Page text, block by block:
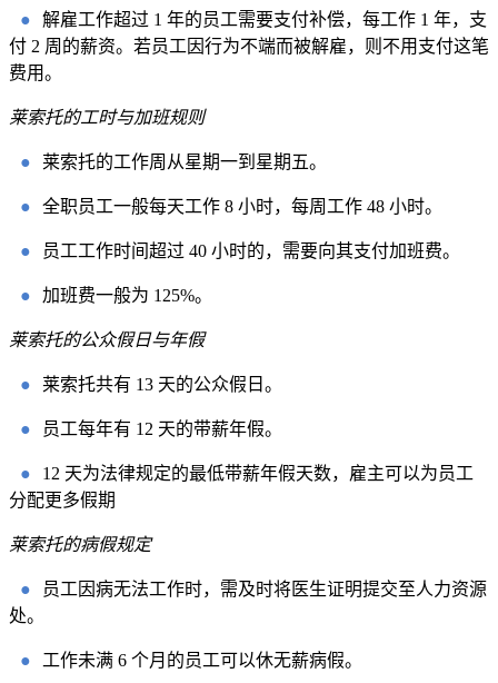
●
解雇工作超过 1 年的员工需要支付补偿，每工作 1 年，支
付 2 周的薪资。若员工因行为不端而被解雇，则不用支付这笔
费用。
莱索托的工时与加班规则
● 莱索托的工作周从星期一到星期五。
● 全职员工一般每天工作 8 小时，每周工作 48 小时。
● 员工工作时间超过 40 小时的，需要向其支付加班费。
● 加班费一般为 125%。
莱索托的公众假日与年假
● 莱索托共有 13 天的公众假日。
● 员工每年有 12 天的带薪年假。
●
12 天为法律规定的最低带薪年假天数，雇主可以为员工
分配更多假期
莱索托的病假规定
●
员工因病无法工作时，需及时将医生证明提交至人力资源
处。
● 工作未满 6 个月的员工可以休无薪病假。